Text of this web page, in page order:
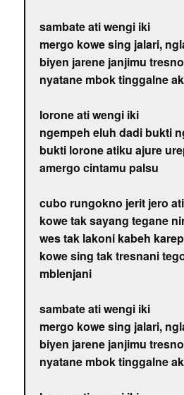
sambate ati wengi iki
mergo kowe sing jalari,
biyen jarene janjimu
nyatane mbok tinggalne
lorone ati wengi iki
ngempeh eluh dadi bukti
bukti lorone atiku ajure
amergo cintamu palsu
cubo rungokno jerit jero
kowe tak sayang tegane
wes tak lakoni kabeh
kowe sing tak tresnani
mblenjani
sambate ati wengi iki
mergo kowe sing jalari,
biyen jarene janjimu
nyatane mbok tinggalne